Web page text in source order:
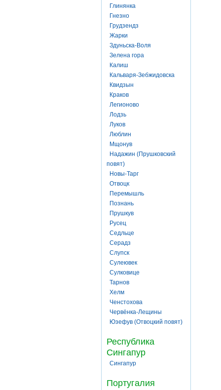
Глинянка
Гнезно
Грудзендз
Жарки
Здуньска-Воля
Зелена гора
Калиш
Кальваря-Зебжидовска
Квидзын
Краков
Легионово
Лодзь
Луков
Люблин
Мщонув
Надажин (Прушковский
повят)
Новы-Тарг
Отвоцк
Перемышль
Познань
Прушкув
Русец
Седльце
Серадз
Слупск
Сулеювек
Сулковице
Тарнов
Хелм
Ченстохова
Червёнка-Лещины
Юзефув (Отвоцкий повят)
Республика
Сингапур
Сингапур
Португалия